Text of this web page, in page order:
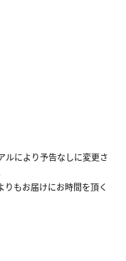
により予告なしに変更さ
もお届けにお時間を頂く